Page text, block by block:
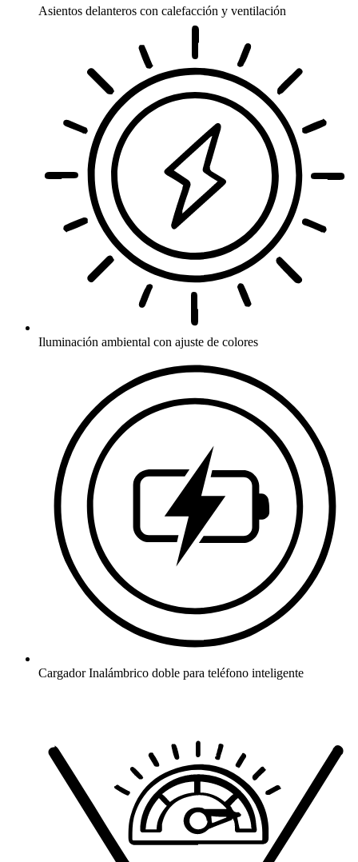
Asientos delanteros con calefacción y ventilación
Iluminación ambiental con ajuste de colores
Cargador Inalámbrico doble para teléfono inteligente